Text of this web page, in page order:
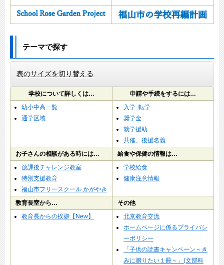
テーマで探す
表のサイズを切り替える
学校について詳しくは…
申請や手続をするには…
幼小中高一覧
通学区域
入学･転学
奨学金
就学援助
共催、後援名義
お子さんの相談がある時には…
給食や保健の情報は…
放課後チャレンジ教室
特別支援教育
福山市フリースクール かがやき
学校給食
健康注意情報
教育長室から…
その他
教育長からの挨拶【New】
北京教育交流
ホームページに係るプライバシ
ーポリシー
「子供の読書キャンペーン～き
みに贈りたい１冊～」(文部科